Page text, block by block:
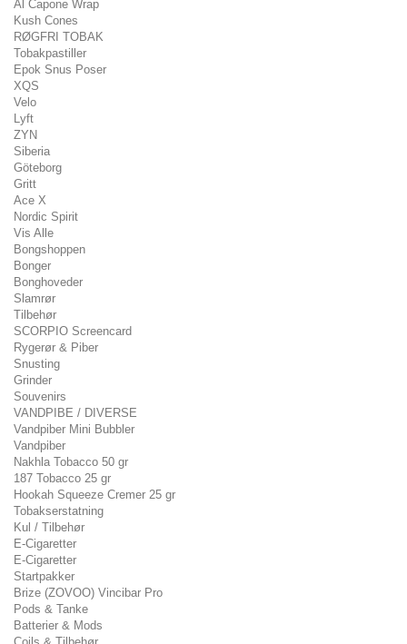
Al Capone Wrap
Kush Cones
RØGFRI TOBAK
Tobakpastiller
Epok Snus Poser
XQS
Velo
Lyft
ZYN
Siberia
Göteborg
Gritt
Ace X
Nordic Spirit
Vis Alle
Bongshoppen
Bonger
Bonghoveder
Slamrør
Tilbehør
SCORPIO Screencard
Rygerør & Piber
Snusting
Grinder
Souvenirs
VANDPIBE / DIVERSE
Vandpiber Mini Bubbler
Vandpiber
Nakhla Tobacco 50 gr
187 Tobacco 25 gr
Hookah Squeeze Cremer 25 gr
Tobakserstatning
Kul / Tilbehør
E-Cigaretter
E-Cigaretter
Startpakker
Brize (ZOVOO) Vincibar Pro
Pods & Tanke
Batterier & Mods